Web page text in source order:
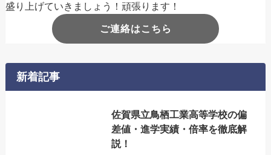
盛り上げていきましょう！頑張ります！
ご連絡はこちら
新着記事
佐賀県立鳥栖工業高等学校の偏
差値・進学実績・倍率を徹底解
説！